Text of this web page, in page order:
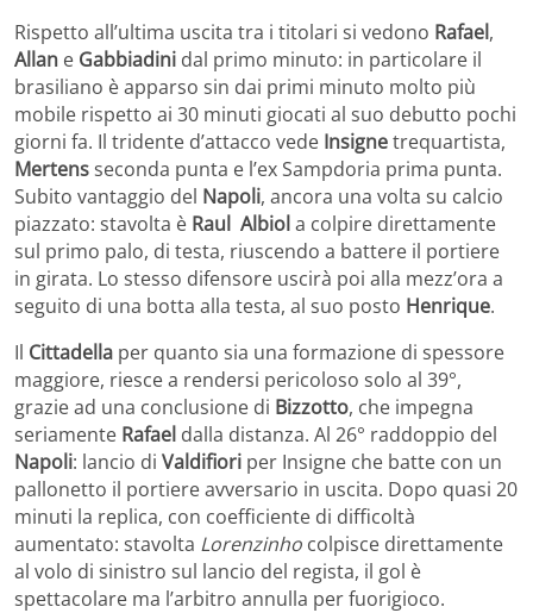
Rispetto all’ultima uscita tra i titolari si vedono Rafael,
Allan e Gabbiadini dal primo minuto: in particolare il
brasiliano è apparso sin dai primi minuto molto più
mobile rispetto ai 30 minuti giocati al suo debutto pochi
giorni fa. Il tridente d’attacco vede Insignetrequartista,
Mertensseconda punta e l’ex Sampdoria prima punta.
Subito vantaggio del Napoli, ancora una volta su calcio
piazzato: stavolta è Raul Albiola colpire direttamente
sul primo palo, di testa, riuscendo a battere il portiere
in girata. Lo stesso difensore uscirà poi alla mezz’ora a
seguito di una botta alla testa, al suo posto Henrique.
Il Cittadella per quanto sia una formazione di spessore
maggiore, riesce a rendersi pericoloso solo al 39°,
grazie ad una conclusione di Bizzotto, che impegna
seriamente Rafael dalla distanza. Al 26° raddoppio del
Napoli: lancio di Valdifiori per Insigne che batte con un
pallonetto il portiere avversario in uscita. Dopo quasi 20
minuti la replica, con coefficiente di difficoltà
aumentato: stavolta Lorenzinho colpisce direttamente
al volo di sinistro sul lancio del regista, il gol è
spettacolare ma l’arbitro annulla per fuorigioco.